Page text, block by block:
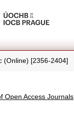
(Online) [2356-2404]
Open Access Journals